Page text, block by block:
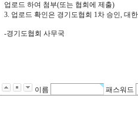
업로드 하여 첨부(또는 협회에 제출)
3. 업로드 확인은 경기도협회 1차 승인, 대
-경기도협회 사무국
이름 패스워드